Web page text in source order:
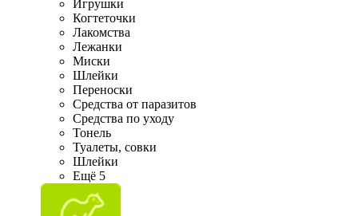
Игрушки
Когтеточки
Лакомства
Лежанки
Миски
Шлейки
Переноски
Средства от паразитов
Средства по уходу
Тонель
Туалеты, совки
Шлейки
Ещё 5